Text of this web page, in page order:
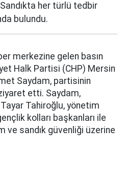
her türlü tedbir
bulundu.
merkezine gelen basın
Halk Partisi (CHP) Mersin
Saydam, partisinin
etti. Saydam,
Tahiroğlu, yönetim
kolları başkanları ile
ve sandık güvenliği üzerine